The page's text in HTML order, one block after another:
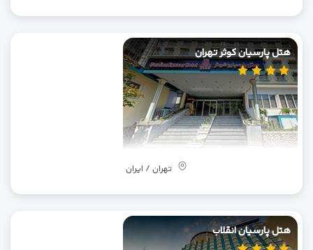
هتل پارسیان کوثر تهران
تهران / ایران
هتل پارسیان انقلاب